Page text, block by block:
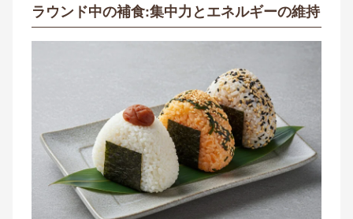
ラウンド中の補食:集中力とエネルギーの維持